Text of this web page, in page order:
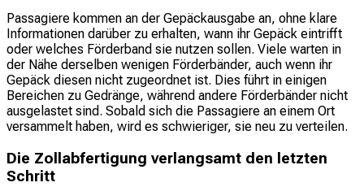
Passagiere kommen an der Gepäckausgabe an, ohne klare
Informationen darüber zu erhalten, wann ihr Gepäck eintrifft
oder welches Förderband sie nutzen sollen. Viele warten in
der Nähe derselben wenigen Förderbänder, auch wenn ihr
Gepäck diesen nicht zugeordnet ist. Dies führt in einigen
Bereichen zu Gedränge, während andere Förderbänder nicht
ausgelastet sind. Sobald sich die Passagiere an einem Ort
versammelt haben, wird es schwieriger, sie neu zu verteilen.
Die Zollabfertigung verlangsamt den letzten
Schritt